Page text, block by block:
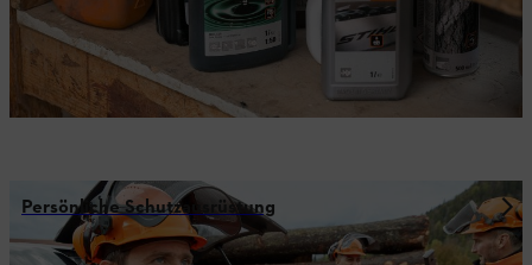
Persönliche Schutzausrüstung